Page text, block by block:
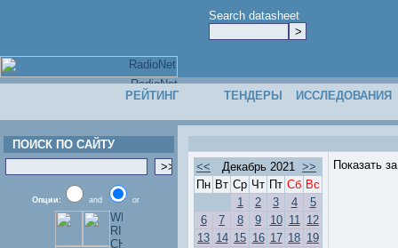
Search datasheet
РЕЙТИНГ ТЕНДЕРЫ ИССЛЕДОВАНИЯ
ПОИСК ПО САЙТУ
Опции: and or
<< Декабрь 2021 >>
Пн Вт Ср Чт Пт Сб Вс
1
2 3 4
5
6
7 8 9 10 11 12
13 14 15 16 17 18 19
Показать